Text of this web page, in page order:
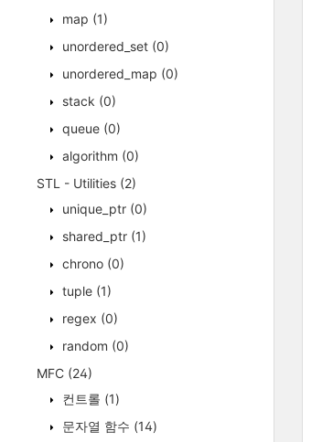
map (1)
unordered_set (0)
unordered_map (0)
stack (0)
queue (0)
algorithm (0)
STL - Utilities (2)
unique_ptr (0)
shared_ptr (1)
chrono (0)
tuple (1)
regex (0)
random (0)
MFC (24)
컨트롤 (1)
문자열 함수 (14)